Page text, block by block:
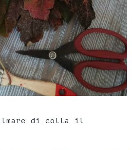
di colla il